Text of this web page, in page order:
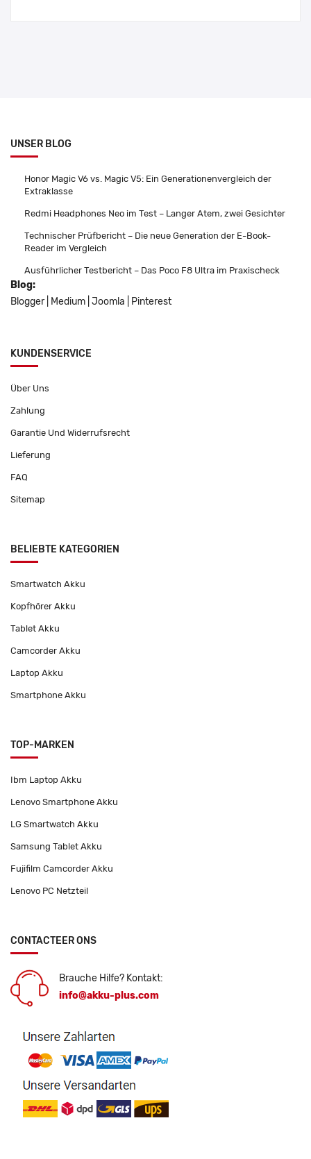
UNSER BLOG
Honor Magic V6 vs. Magic V5: Ein Generationenvergleich der
Extraklasse
Redmi Headphones Neo im Test – Langer Atem, zwei Gesichter
Technischer Prüfbericht – Die neue Generation der E-Book-
Reader im Vergleich
Ausführlicher Testbericht – Das Poco F8 Ultra im Praxischeck
Blog:
Blogger
Medium Joomla Pinterest
KUNDENSERVICE
Über Uns
Zahlung
Garantie Und Widerrufsrecht
Lieferung
FAQ
Sitemap
BELIEBTE KATEGORIEN
Smartwatch Akku
Kopfhörer Akku
Tablet Akku
Camcorder Akku
Laptop Akku
Smartphone Akku
TOP-MARKEN
Ibm Laptop Akku
Lenovo Smartphone Akku
LG Smartwatch Akku
Samsung Tablet Akku
Fujifilm Camcorder Akku
Lenovo PC Netzteil
CONTACTEER ONS
Brauche Hilfe? Kontakt:
info@akku-plus.com